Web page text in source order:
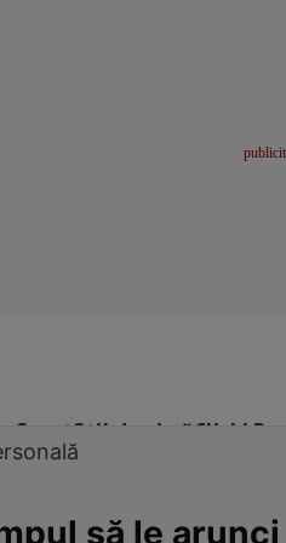
SportStil de viațăClick!
să le arunci